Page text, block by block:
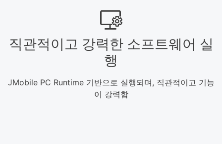
직관적이고 강력한 소프트웨어 실
행
JMobile PC Runtime 기반으로 실행되며, 직관적이고 기능
이 강력함